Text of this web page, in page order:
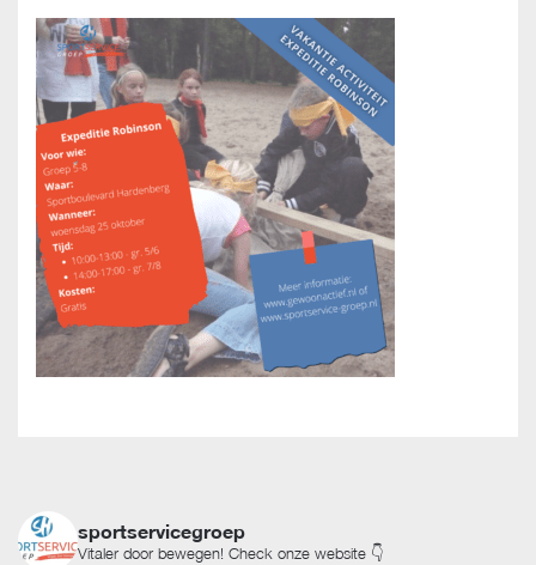
sportservicegroep
Vitaler door bewegen! Check onze website 👇